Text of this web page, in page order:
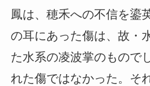
鳳は、穂禾への不信を鎏
の耳にあった傷は、故・
た水系の凌波掌のもので
れた傷ではなかった。そ